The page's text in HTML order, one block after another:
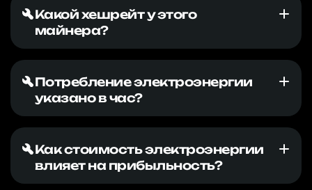
Какой хешрейт у этого
майнера?
Потребление электроэнергии
указано в час?
Как стоимость электроэнергии
влияет на прибыльность?